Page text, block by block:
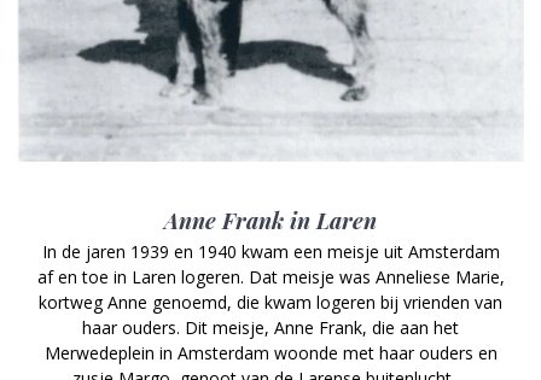
Anne Frank in Laren
In de jaren 1939 en 1940 kwam een meisje uit Amsterdam
af en toe in Laren logeren. Dat meisje was Anneliese Marie,
kortweg Anne genoemd, die kwam logeren bij vrienden van
haar ouders. Dit meisje, Anne Frank, die aan het
Merwedeplein in Amsterdam woonde met haar ouders en